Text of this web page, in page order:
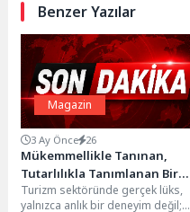
Benzer Yazılar
Magazin
3 Ay Önce 26
Mükemmellikle Tanınan,
Tutarlılıkla Tanımlanan Bir
Başarı Hikayesi: Hilton
Turizm sektöründe gerçek lüks,
yalnızca anlık bir deneyim değil;